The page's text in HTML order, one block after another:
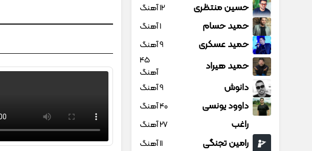
حسین منتظری 12 آهنگ
حمید حسام 1 آهنگ
حمید عسکری 9 آهنگ
حمید هیراد
45
آهنگ
دانوش 9 آهنگ
داوود یونسی 40 آهنگ
راغب 27 آهنگ
رامین تجنگی 11 آهنگ